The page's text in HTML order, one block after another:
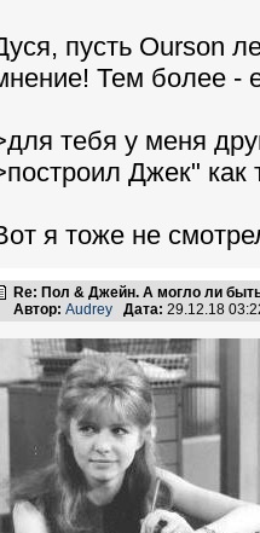
пусть Ourson
Тем более -
тебя у меня
Джек" как
я тоже не
Re: Пол & Джейн. А могло ли
Автор: Audrey Дата: 29.12.18